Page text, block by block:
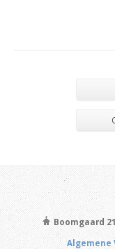
Boomgaard
Algemene